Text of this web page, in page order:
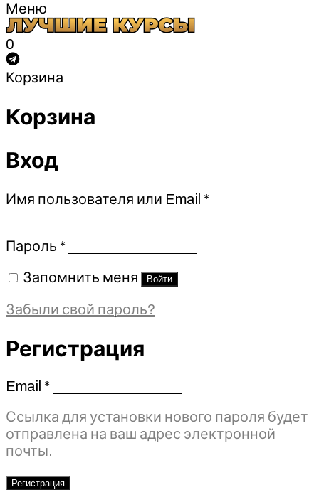
Меню
0
Корзина
Корзина
Вход
Имя пользователя или Email *Обязательно
Пароль *Обязательно
Запомнить меня Войти
Забыли свой пароль?
Регистрация
Email *Обязательно
Ссылка для установки нового пароля будет
отправлена ​​на ваш адрес электронной
почты.
Регистрация